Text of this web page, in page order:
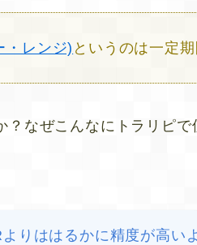
・レンジ) というのは一定
？なぜこんなにトラリピ
りははるかに精度が高いよ